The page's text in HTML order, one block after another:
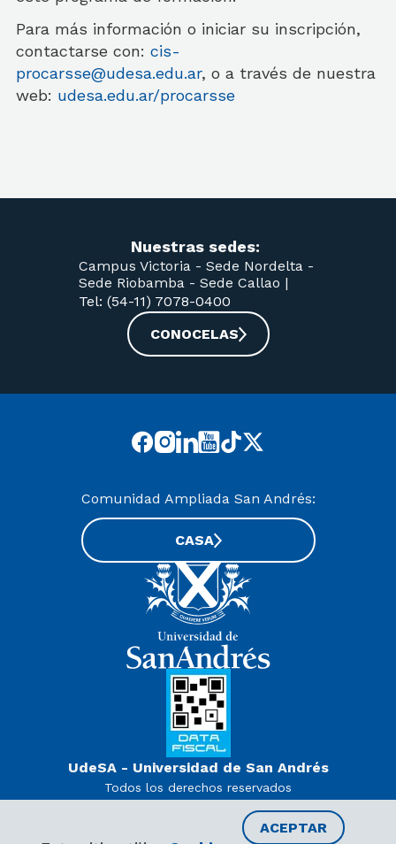
Para más información o iniciar su inscripción,
contactarse con: cis-
procarsse@udesa.edu.ar, o a través de nuestra
web: udesa.edu.ar/procarsse
ACEPTAR
Nuestras sedes:
Campus Victoria - Sede Nordelta -
Sede Riobamba - Sede Callao |
Tel: (54-11) 7078-0400
CONOCELAS
UdeSA - Universidad de San Andrés
Todos los derechos reservados
Decreto PEN 978/07
Comunidad Ampliada San Andrés:
CASA